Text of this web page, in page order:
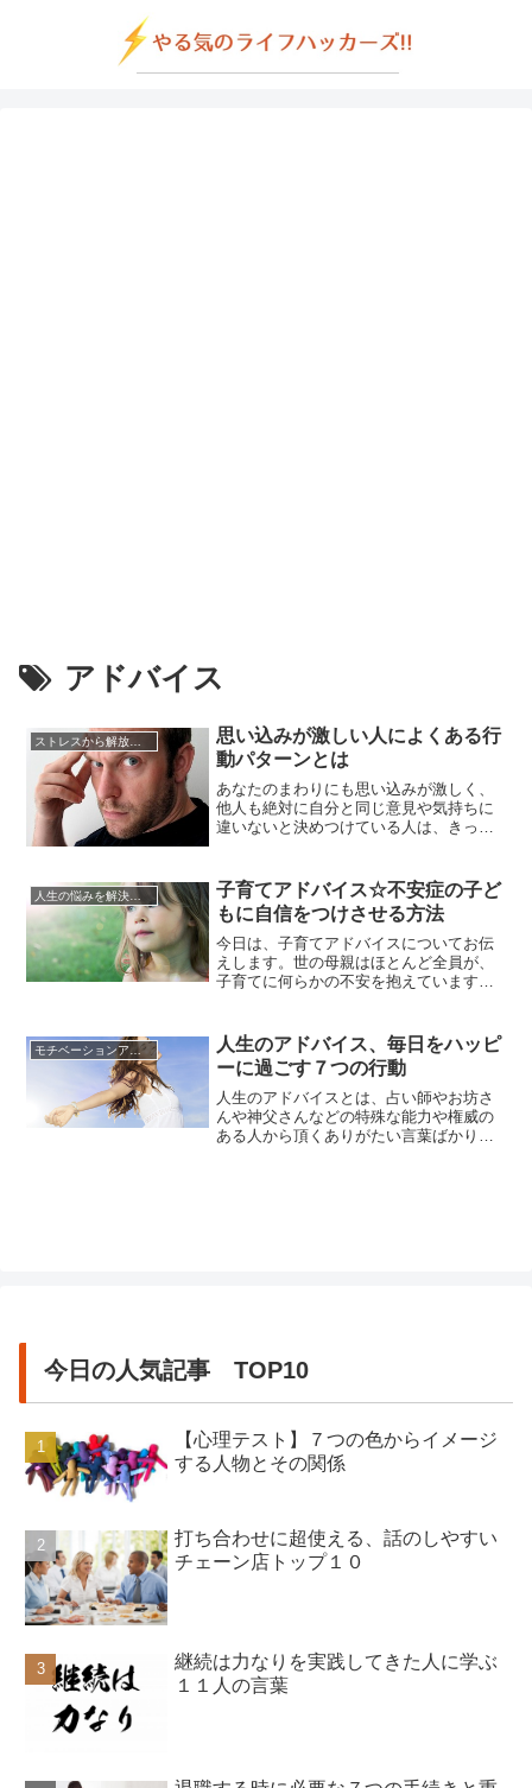
アドバイス
ストレスから解放させる方法
思い込みが激しい人によくある行
動パターンとは
あなたのまわりにも思い込みが激しく、
他人も絶対に自分と同じ意見や気持ちに
違いないと決めつけている人は、きっと1
ので、もしかしたらあなたも、他人にそ
う思われているかもしれません。。。そ
う、自分の性格はなかなか冷静に見るこ
とはできませんし、自分がどんな...
人生の悩みを解決する方法
子育てアドバイス☆不安症の子ど
もに自信をつけさせる方法
今日は、子育てアドバイスについてお伝
えします。世の母親はほとんど全員が、
子育てに何らかの不安を抱えています。
が存在し、１００組いれば１００通りの
子育てがあると考えてください。私たち
が「個性」ある人間だからこそ、子育て
に決まった「正解」がないのです。...
モチベーションアップの方法
人生のアドバイス、毎日をハッピ
ーに過ごす７つの行動
人生のアドバイスとは、占い師やお坊さ
んや神父さんなどの特殊な能力や権威の
ある人から頂くありがたい言葉ばかりで
今日の人気記事 TOP10
【心理テスト】７つの色からイメージ
する人物とその関係
打ち合わせに超使える、話のしやすい
チェーン店トップ１０
継続は力なりを実践してきた人に学ぶ
１１人の言葉